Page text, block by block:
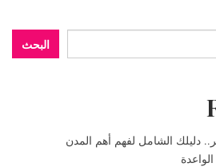
البحث
دليلك الشامل لفهم أهم المدن